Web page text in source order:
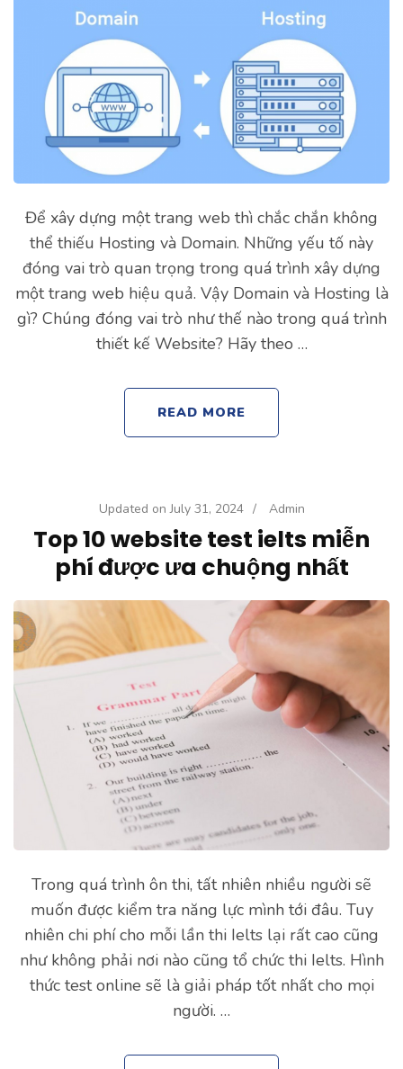
Để xây dựng một trang web thì chắc chắn không
thể thiếu Hosting và Domain. Những yếu tố này
đóng vai trò quan trọng trong quá trình xây dựng
một trang web hiệu quả. Vậy Domain và Hosting là
gì? Chúng đóng vai trò như thế nào trong quá trình
thiết kế Website? Hãy theo …
READ MORE
Updated onJuly 31, 2024 / Admin
Top 10 website test ielts miễn
phí được ưa chuộng nhất
Trong quá trình ôn thi, tất nhiên nhiều người sẽ
muốn được kiểm tra năng lực mình tới đâu. Tuy
nhiên chi phí cho mỗi lần thi Ielts lại rất cao cũng
như không phải nơi nào cũng tổ chức thi Ielts. Hình
thức test online sẽ là giải pháp tốt nhất cho mọi
người. …